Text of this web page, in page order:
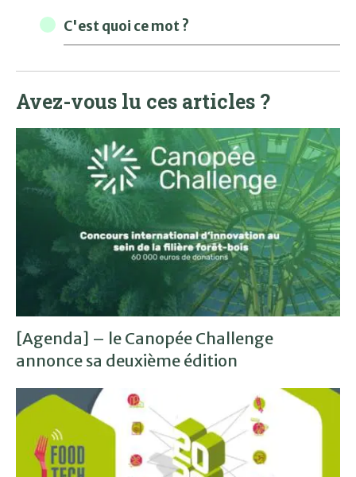
C'est quoi ce mot ?
Avez-vous lu ces articles ?
[Agenda] – le Canopée Challenge
annonce sa deuxième édition